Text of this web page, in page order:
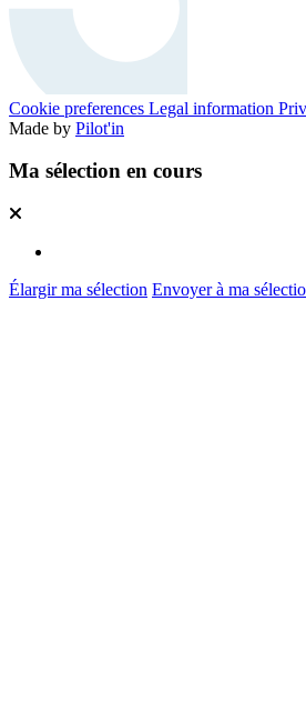
Cookie preferences Legal information
Made by Pilot'in
Ma sélection en cours
Élargir ma sélection Envoyer à ma